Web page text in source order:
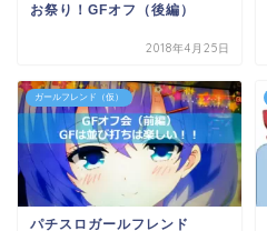
お祭り！GFオフ（後編）
2018年4月25日
ガールフレンド（仮）
パチスロガールフレンド